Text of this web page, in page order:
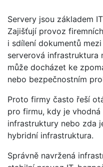
Servery jsou základem
Zajišťují provoz
i sdílení dokumentů
serverová infrastruktura
může docházet ke
nebo bezpečnostním
Proto firmy často řeší
pro firmu, kdy je
infrastruktury nebo zda
hybridní infrastruktura.
Správně navržená